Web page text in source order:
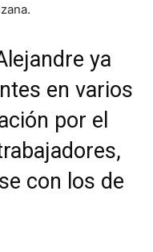
ya
en varios
por el
con los de